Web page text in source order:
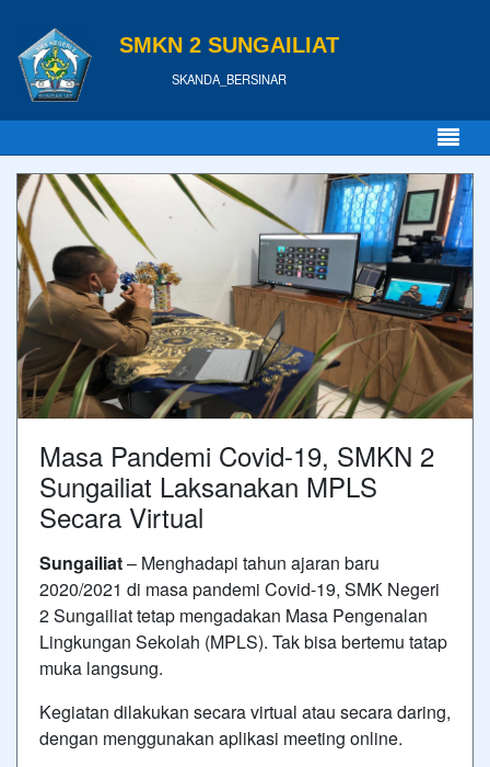
SMKN 2 SUNGAILIAT
SKANDA_BERSINAR
Masa Pandemi Covid-19, SMKN 2
Sungailiat Laksanakan MPLS
Secara Virtual
Sungailiat– Menghadapi tahun ajaran baru
2020/2021 di masa pandemi Covid-19, SMK Negeri
2 Sungailiat tetap mengadakan Masa Pengenalan
Lingkungan Sekolah (MPLS). Tak bisa bertemu tatap
muka langsung.
Kegiatan dilakukan secara virtual atau secara daring,
dengan menggunakan aplikasi meeting online.